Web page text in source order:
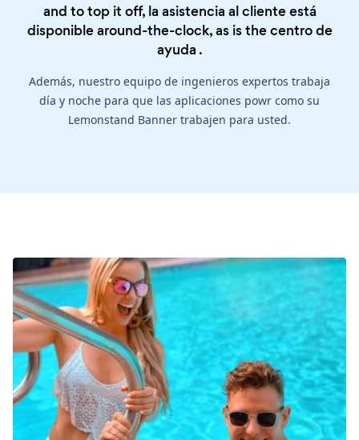
and to top it off, la asistencia al cliente está
disponible around-the-clock, as is thecentro de
ayuda .
Además, nuestro equipo de ingenieros expertos trabaja
día y noche para que las aplicaciones powr como su
Lemonstand Banner trabajen para usted.